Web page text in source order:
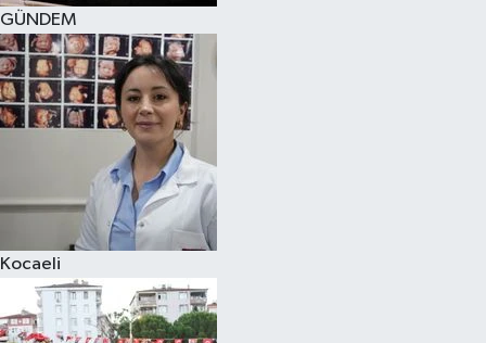
GÜNDEM
Kocaeli
Haber Arşivi